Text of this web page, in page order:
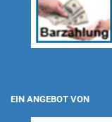
EIN ANGEBOT VON